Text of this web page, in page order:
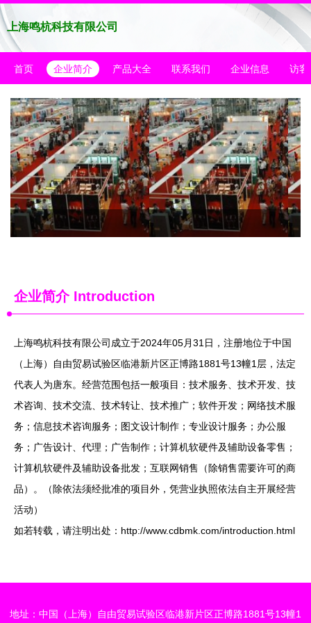
上海鸣杭科技有限公司
首页 企业简介 产品大全 联系我们 企业信息 访客
企业简介 Introduction
上海鸣杭科技有限公司成立于2024年05月31日，注册地位于中国
（上海）自由贸易试验区临港新片区正博路1881号13幢1层，法定
代表人为唐东。经营范围包括一般项目：技术服务、技术开发、技
术咨询、技术交流、技术转让、技术推广；软件开发；网络技术服
务；信息技术咨询服务；图文设计制作；专业设计服务；办公服
务；广告设计、代理；广告制作；计算机软硬件及辅助设备零售；
计算机软硬件及辅助设备批发；互联网销售（除销售需要许可的商
品）。（除依法须经批准的项目外，凭营业执照依法自主开展经营
活动）
如若转载，请注明出处：http://www.cdbmk.com/introduction.html
地址：中国（上海）自由贸易试验区临港新片区正博路1881号13幢1